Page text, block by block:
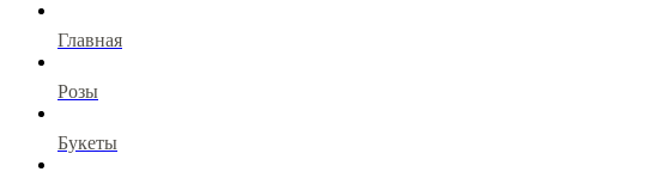
Главная
Розы
Букеты